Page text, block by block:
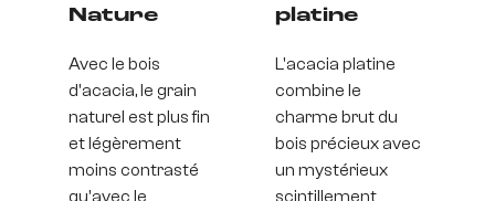
Nature
Avec le bois
d'acacia, le grain
naturel est plus fin
et légèrement
moins contrasté
qu'avec le
platine
L'acacia platine
combine le
charme brut du
bois précieux avec
un mystérieux
scintillement